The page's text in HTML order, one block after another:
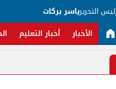
التحريرياسر بركات
الأخبار أخبار التعليم